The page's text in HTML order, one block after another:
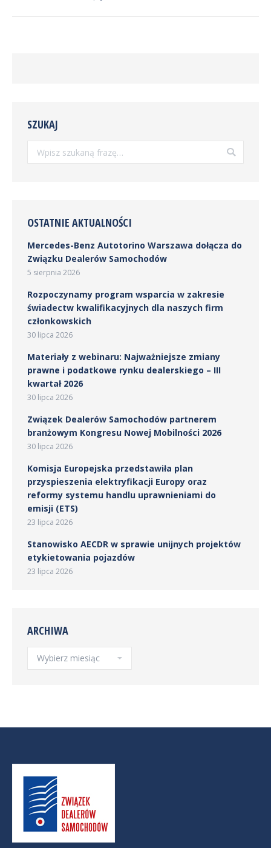
SZUKAJ
OSTATNIE AKTUALNOŚCI
Mercedes-Benz Autotorino Warszawa dołącza do
Związku Dealerów Samochodów
5 sierpnia 2026
Rozpoczynamy program wsparcia w zakresie
świadectw kwalifikacyjnych dla naszych firm
członkowskich
30 lipca 2026
Materiały z webinaru: Najważniejsze zmiany
prawne i podatkowe rynku dealerskiego – III
kwartał 2026
30 lipca 2026
Związek Dealerów Samochodów partnerem
branżowym Kongresu Nowej Mobilności 2026
30 lipca 2026
Komisja Europejska przedstawiła plan
przyspieszenia elektryfikacji Europy oraz
reformy systemu handlu uprawnieniami do
emisji (ETS)
23 lipca 2026
Stanowisko AECDR w sprawie unijnych projektów
etykietowania pojazdów
23 lipca 2026
ARCHIWA
Archiwa